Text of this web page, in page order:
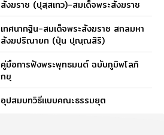
สังฆราช (ปุสฺสเทว)-สมเด็จพระสังฆราช
เทศนากฐิน-สมเด็จพระสังฆราช สกลมหา
สังฆปริณายก (ปุ่น ปุณฺณสิริ)
คู่มือการฟังพระพุทธมนต์ ฉบับภูมิพโลภิ
กขุ
อุปสมบทวิธีแบบคณะธรรมยุต